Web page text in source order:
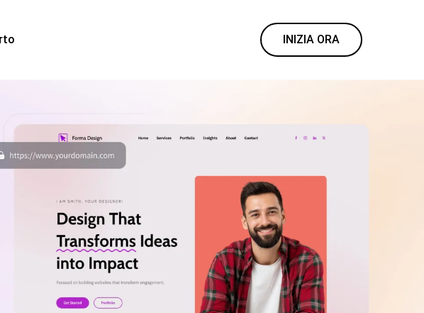
INIZIA ORA